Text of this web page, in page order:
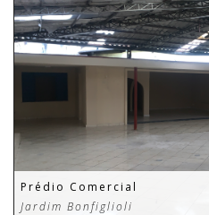
Prédio Comercial
Jardim Bonfiglioli